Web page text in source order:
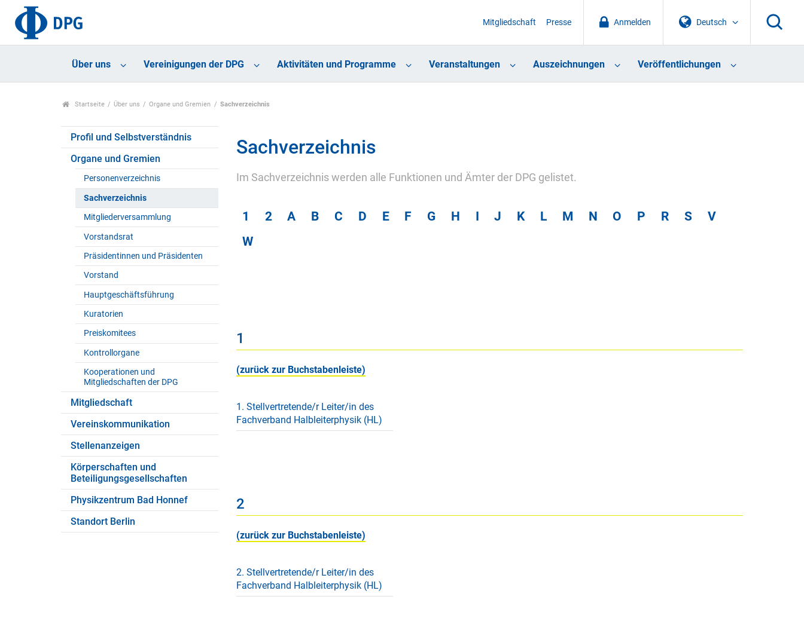
Deutsch
Anmelden
Mitgliedschaft Presse
Über uns Vereinigungen der DPG Aktivitäten und Programme Veranstaltungen Auszeichnungen Veröffentlichungen
Startseite Über uns Organe und Gremien Sachverzeichnis
Profil und Selbstverständnis
Organe und Gremien
Personenverzeichnis
Sachverzeichnis
Mitgliederversammlung
Vorstandsrat
Präsidentinnen und Präsidenten
Vorstand
Hauptgeschäftsführung
Kuratorien
Preiskomitees
Kontrollorgane
Kooperationen und
Mitgliedschaften der DPG
Mitgliedschaft
Vereinskommunikation
Stellenanzeigen
Körperschaften und
Beteiligungsgesellschaften
Physikzentrum Bad Honnef
Standort Berlin
Sachverzeichnis
Im Sachverzeichnis werden alle Funktionen und Ämter der DPG gelistet.
1 2 A B C D E F G H I J K L M N O P R S
V
W
1
(zurück zur Buchstabenleiste)
1. Stellvertretende/r Leiter/in des
Fachverband Halbleiterphysik (HL)
2
(zurück zur Buchstabenleiste)
2. Stellvertretende/r Leiter/in des
Fachverband Halbleiterphysik (HL)